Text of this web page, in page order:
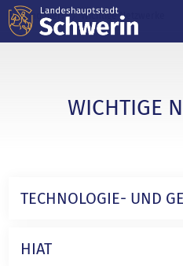
Sie sind hier: Wichtige Netzwerke
WICHTIGE
TECHNOLOGIE- UND
HIAT